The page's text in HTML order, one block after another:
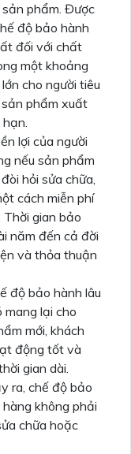
phẩm. Được
độ bảo hành
đối với chất
một khoảng
cho người tiêu
sản phẩm xuất
lợi của người
nếu sản phẩm
hỏi sửa chữa,
cách miễn phí
gian bảo
năm đến cả đời
và thỏa thuận
độ bảo hành lâu
mang lại cho
mới, khách
động tốt và
gian dài.
ra, chế độ bảo
không phải
chữa hoặc